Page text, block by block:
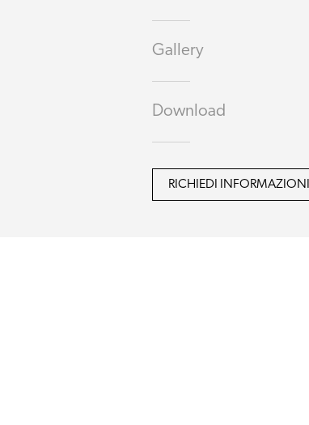
Gallery
Download
RICHIEDI INFORMAZIONI